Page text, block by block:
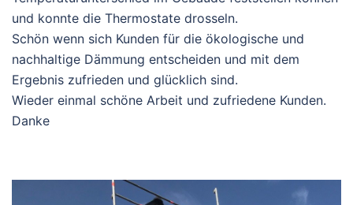
und konnte die Thermostate drosseln.
Schön wenn sich Kunden für die ökologische und
nachhaltige Dämmung entscheiden und mit dem
Ergebnis zufrieden und glücklich sind.
Wieder einmal schöne Arbeit und zufriedene Kunden.
Danke